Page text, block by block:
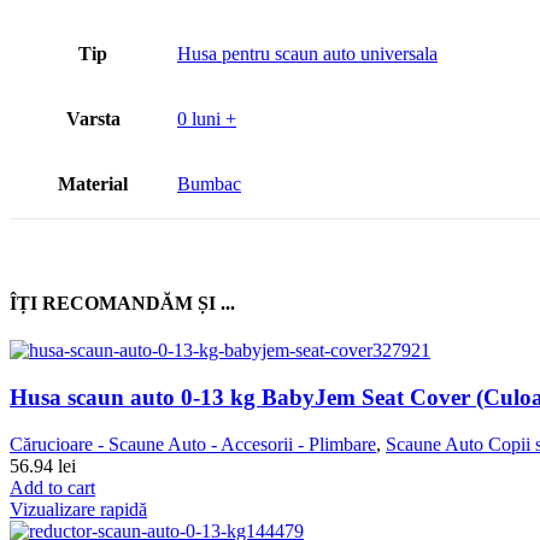
Tip Husa pentru scaun auto universala
Varsta 0 luni +
Material Bumbac
ÎȚI RECOMANDĂM ȘI ...
Husa scaun auto 0-13 kg BabyJem Seat Cover
Cărucioare - Scaune Auto - Accesorii - Plimbare, Scaune Auto Copii
56.94 lei
Add to cart
Vizualizare rapidă